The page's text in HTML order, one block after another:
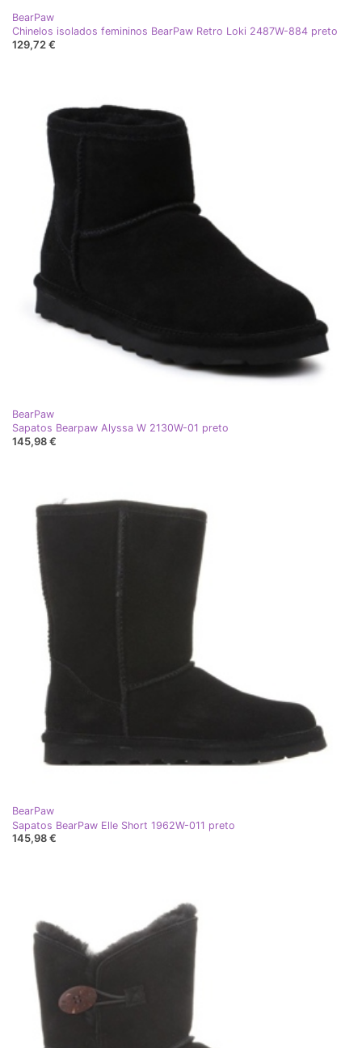
BearPaw
Chinelos isolados femininos BearPaw Retro Loki 2487W-884 preto
129,72 €
BearPaw
Sapatos Bearpaw Alyssa W 2130W-01 preto
145,98 €
BearPaw
Sapatos BearPaw Elle Short 1962W-011 preto
145,98 €